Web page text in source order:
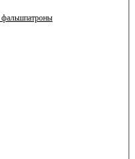
фальшпатроны